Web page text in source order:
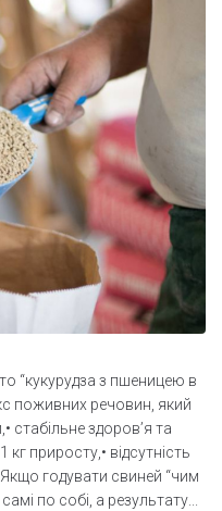
“кукурудза з пшеницею в
поживних речовин, який
стабільне здоров’я та
кг приросту,• відсутність
годувати свиней “чим
по собі, а результату...